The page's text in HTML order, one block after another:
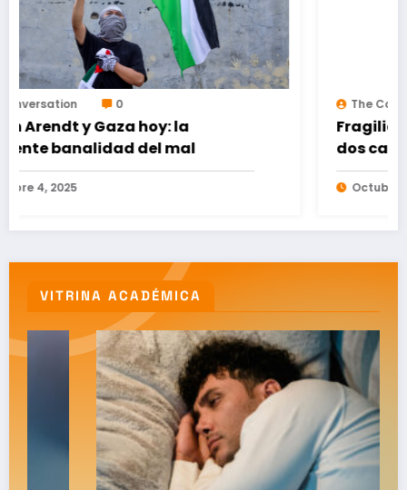
The Conversation
Fragilidad y discapacidad en la vejez:
dos caras de la misma moneda
VITRINA ACADÉMICA